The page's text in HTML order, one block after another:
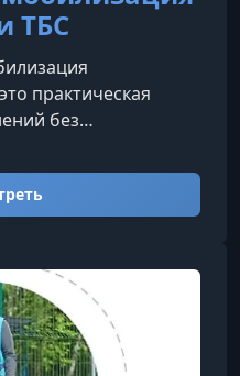
ТБС
практическая
без
подвижности
суставов.
упражнения в
нужна
позвоночника и
позвоно